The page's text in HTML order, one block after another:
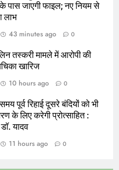
पास जाएगी फाइल; नए नियम से
लाभ
43 minutes ago 0
तस्करी मामले में आरोपी की
खारिज
10 hours ago 0
पूर्व रिहाई दूसरे बंदियों को भी
के लिए करेगी प्रोत्साहित :
यादव
11 hours ago 0